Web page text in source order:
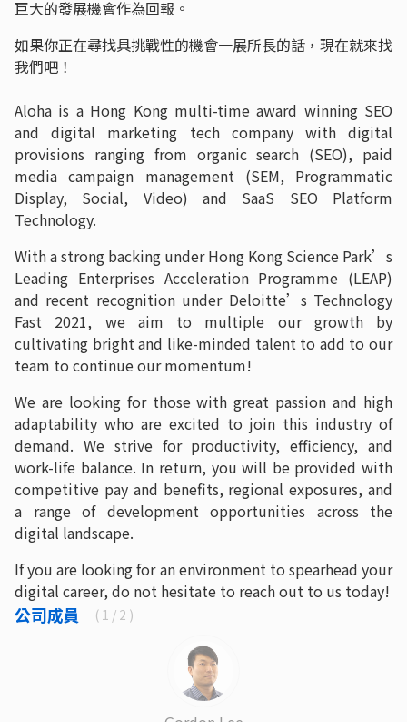
巨大的發展機會作為回報。
如果你正在尋找具挑戰性的機會一展所長的話，現在就來找
我們吧！
Aloha is a Hong Kong multi-time award winning SEO
and digital marketing tech company with digital
provisions ranging from organic search (SEO), paid
media campaign management (SEM, Programmatic
Display, Social, Video) and SaaS SEO Platform
Technology.
With a strong backing under Hong Kong Science Park’s
Leading Enterprises Acceleration Programme (LEAP)
and recent recognition under Deloitte’s Technology
Fast 2021, we aim to multiple our growth by
cultivating bright and like-minded talent to add to our
team to continue our momentum!
We are looking for those with great passion and high
adaptability who are excited to join this industry of
demand. We strive for productivity, efficiency, and
work-life balance. In return, you will be provided with
competitive pay and benefits, regional exposures, and
a range of development opportunities across the
digital landscape.
If you are looking for an environment to spearhead your
digital career, do not hesitate to reach out to us today!
公司成員 ( 1 / 2 )